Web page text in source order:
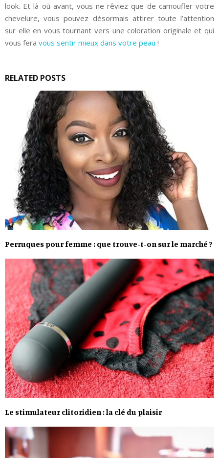
look. Et là où avant, vous ne rêviez que de camoufler votre
chevelure, vous pouvez désormais attirer toute l’attention
sur elle en vous tournant vers une coloration originale et qui
vous fera vous sentir mieux dans votre peau !
RELATED POSTS
Perruques pour femme : que trouve-t-on sur le marché ?
Le stimulateur clitoridien : la clé du plaisir